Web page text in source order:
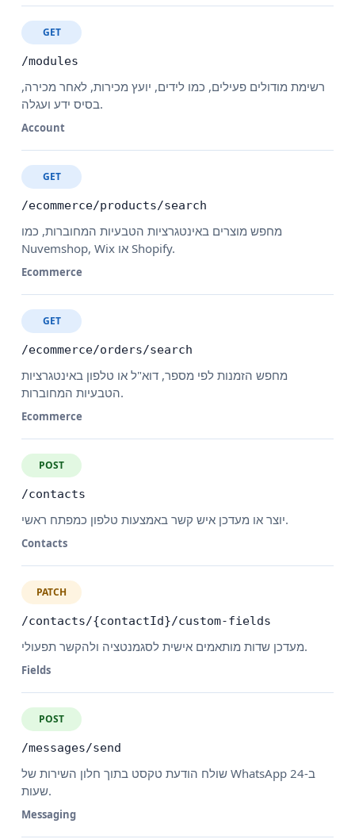
GET
/modules
רשימת מודולים פעילים, כמו לידים, יועץ מכירות, לאחר מכירה,
בסיס ידע ועגלה.
Account
GET
/ecommerce/products/search
מחפש מוצרים באינטגרציות הטבעיות המחוברות, כמו
Nuvemshop, Wix או Shopify.
Ecommerce
GET
/ecommerce/orders/search
מחפש הזמנות לפי מספר, דוא"ל או טלפון באינטגרציות
הטבעיות המחוברות.
Ecommerce
POST
/contacts
יוצר או מעדכן איש קשר באמצעות טלפון כמפתח ראשי.
Contacts
PATCH
/contacts/{contactId}/custom-fields
מעדכן שדות מותאמים אישית לסגמנטציה ולהקשר תפעולי.
Fields
POST
/messages/send
שולח הודעת טקסט בתוך חלון השירות של WhatsApp ב-24
שעות.
Messaging